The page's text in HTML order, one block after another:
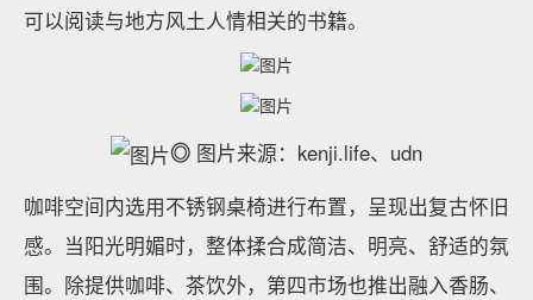
可以阅读与地方风土人情相关的书籍。
◎ 图片来源：kenji.life、udn
咖啡空间内选用不锈钢桌椅进行布置，呈现出复古怀旧
感。当阳光明媚时，整体揉合成简洁、明亮、舒适的氛
围。除提供咖啡、茶饮外，第四市场也推出融入香肠、